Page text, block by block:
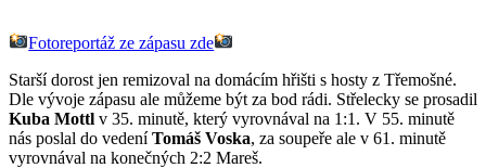
Fotoreportáž ze zápasu zde
Starší dorost jen remizoval na domácím hřišti s hosty z Třemošné.
Dle vývoje zápasu ale můžeme být za bod rádi. Střelecky se prosadil
Kuba Mottl v 35. minutě, který vyrovnával na 1:1. V 55. minutě
nás poslal do vedeníTomáš Voska, za soupeře ale v 61. minutě
vyrovnával na konečných 2:2 Mareš.